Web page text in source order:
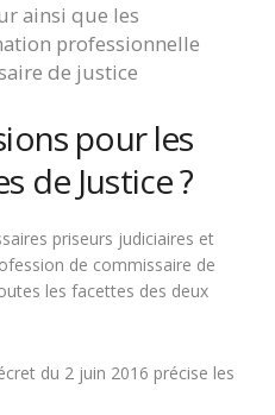
ainsi que les
professionnelle
de justice
pour les
de Justice ?
priseurs judiciaires et
de commissaire de
les facettes des deux
du 2 juin 2016 précise les